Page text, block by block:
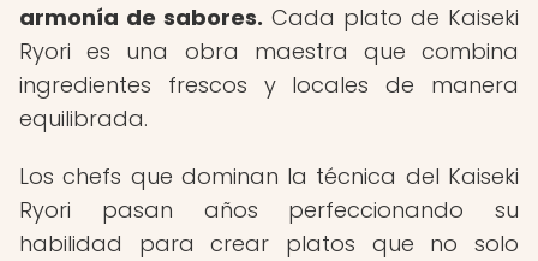
armonía de sabores. Cada plato de Kaiseki
Ryori es una obra maestra que combina
ingredientes frescos y locales de manera
equilibrada.
Los chefs que dominan la técnica del Kaiseki
Ryori pasan años perfeccionando su
habilidad para crear platos que no solo